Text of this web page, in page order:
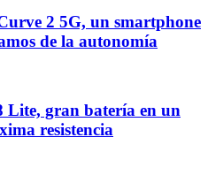
2 5G, un smartphone
de la autonomía
Lite, gran batería en un
resistencia